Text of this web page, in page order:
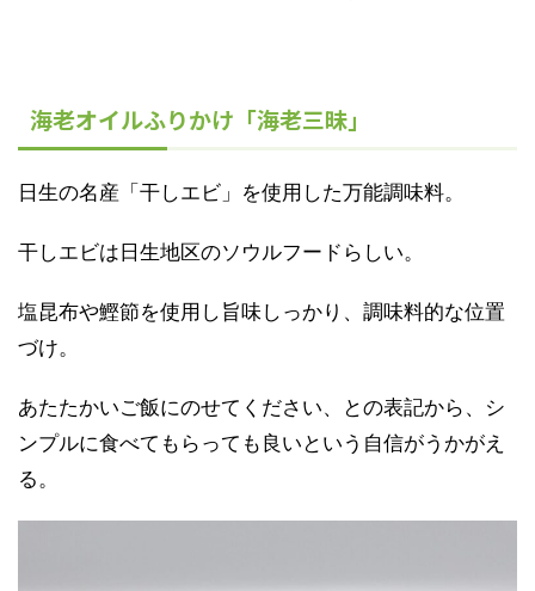
海老オイルふりかけ「海老三昧」
日生の名産「干しエビ」を使用した万能調味料。
干しエビは日生地区のソウルフードらしい。
塩昆布や鰹節を使用し旨味しっかり、調味料的な位置
づけ。
あたたかいご飯にのせてください、との表記から、シ
ンプルに食べてもらっても良いという自信がうかがえ
る。